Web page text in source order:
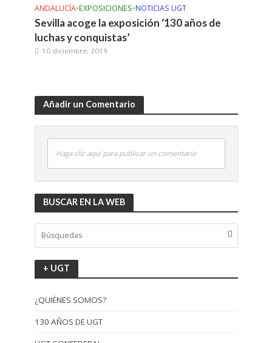
ANDALUCÍA•EXPOSICIONES•NOTICIAS UGT
Sevilla acoge la exposición ‘130 años de
luchas y conquistas’
10 diciembre, 2019
Añadir un Comentario
Haga clic aquí para publicar un comentario
BUSCAR EN LA WEB
+ UGT
¿QUIÉNES SOMOS?
130 AÑOS DE UGT